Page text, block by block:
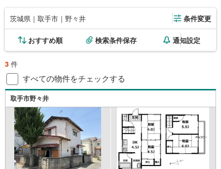
茨城県｜取手市｜野々井 条件変更
おすすめ順 検索条件保存 通知設定
3 件
すべての物件をチェックする
取手市野々井